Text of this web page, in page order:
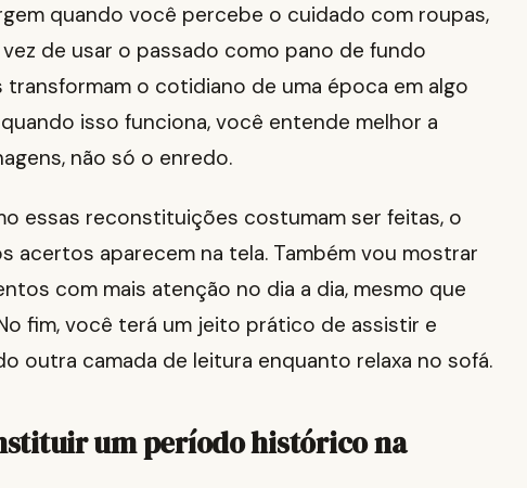
quando você percebe o cuidado com roupas,
de usar o passado como pano de fundo
o cotidiano de uma época em algo
isso funciona, você entende melhor a
não só o enredo.
essas reconstituições costumam ser feitas, o
acertos aparecem na tela. Também vou mostrar
com mais atenção no dia a dia, mesmo que
fim, você terá um jeito prático de assistir e
outra camada de leitura enquanto relaxa no sofá.
um período histórico na